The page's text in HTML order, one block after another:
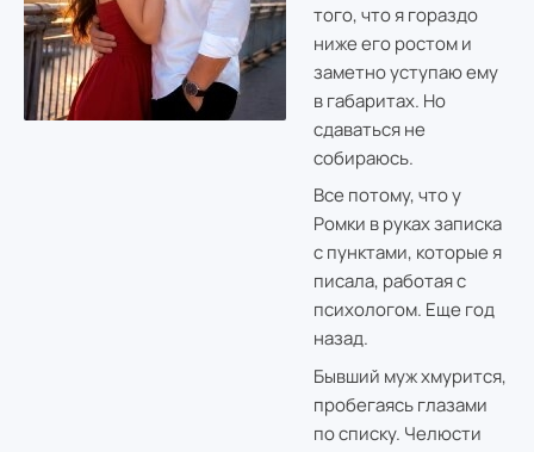
того, что я гораздо
ниже его ростом и
заметно уступаю ему
в габаритах. Но
сдаваться не
собираюсь.
Все потому, что у
Ромки в руках записка
с пунктами, которые я
писала, работая с
психологом. Еще год
назад.
Бывший муж хмурится,
пробегаясь глазами
по списку. Челюсти